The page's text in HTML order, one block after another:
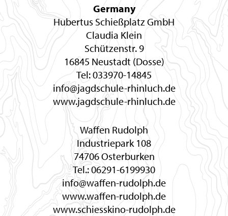
Germany
Hubertus Schießplatz GmbH
Claudia Klein
Schützenstr. 9
16845 Neustadt (Dosse)
Tel: 033970-14845
info@jagdschule-rhinluch.de
www.jagdschule-rhinluch.de
Waffen Rudolph
Industriepark 108
74706 Osterburken
Tel.: 06291-6199930
info@waffen-rudolph.de
www.waffen-rudolph.de
www.schiesskino-rudolph.de